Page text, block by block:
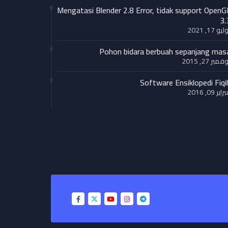
Mengatasi Blender 2.8 Error, tidak support
17, 2021
Pohon bidara berbuah sepanjang
27, 2015
Software Ensiklopedi
09, 2016